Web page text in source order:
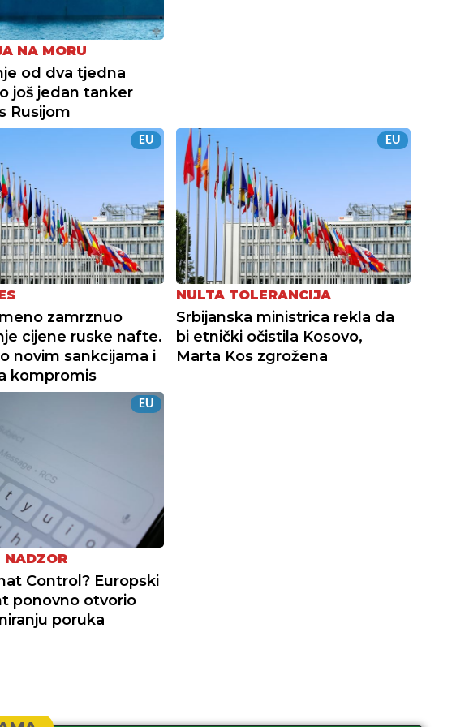
NA MORU
od dva tjedna
još jedan tanker
Rusijom
EU
zamrznuo
cijene ruske nafte.
novim sankcijama i
kompromis
EU
NULTA TOLERANCIJA
Srbijanska ministrica rekla da
bi etnički očistila Kosovo,
Marta Kos zgrožena
EU
NADZOR
Control? Europski
ponovno otvorio
poruka